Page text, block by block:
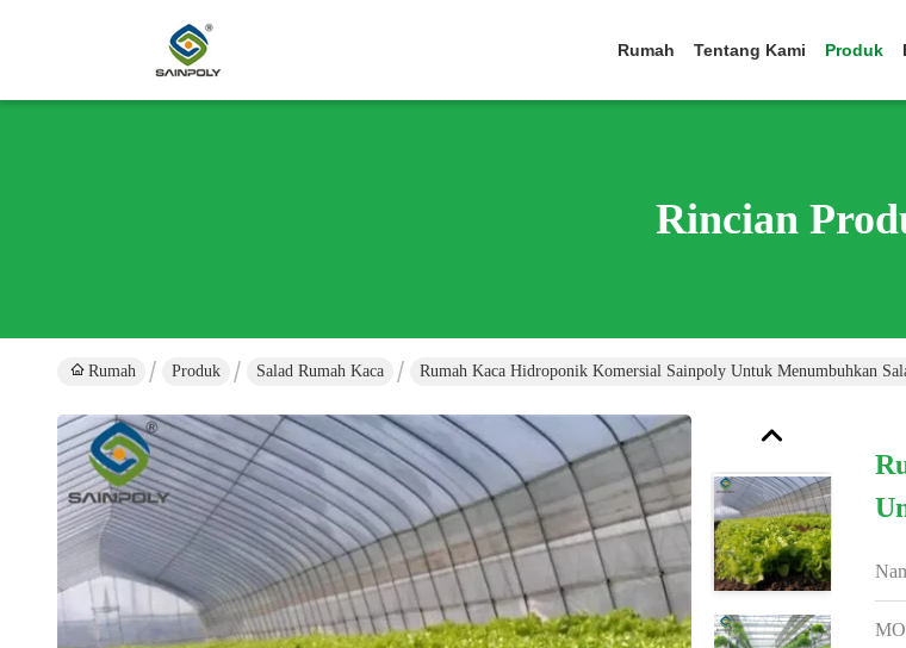
Rumah Tentang Kami Produk
Rincian
Rumah Produk Salad Rumah Kaca Rumah Kaca Hidroponik Komersial Sainpoly Untuk Menumbuhkan